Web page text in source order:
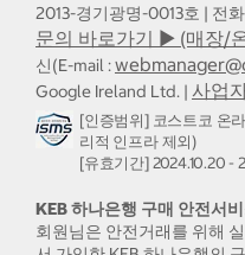
2013-경기광명-0013호 | 전
문의 바로가기 ▶ (매장/
신(E-mail :
Google Ireland Ltd. | 사업
[인증범위] 코스트코 온
리적 인프라 제외)
[유효기간] 2024.10.20 -
KEB 하나은행 구매 안전서
회원님은 안전거래를 위해